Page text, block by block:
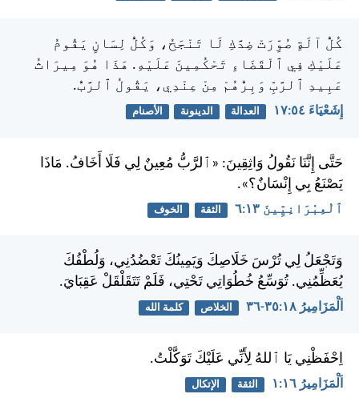
كُلُّ آلَةٍ صُوِّرَتْ ضِدَّكِ لَا تَنْجَحُ، وَكُلُّ لِسَانٍ يَقُومُ
عَلَيْكِ فِي ٱلْقَضَاءِ تَحْكُمِينَ عَلَيْهِ. هَذَا هُوَ مِيرَاثُ
عَبِيدِ ٱلرَّبِّ وَبِرُّهُمْ مِنْ عِنْدِي، يَقُولُ ٱلرَّبُّ.
إِشَعْيَاءَ ٥٤:‏١٧ العدالة الدينونة الأصنام
حَتَّى إِنَّنَا نَقُولُ وَاثِقِينَ: «ٱلرَّبُّ مُعِينٌ لِي فَلَا أَخَافُ. مَاذَا
يَصْنَعُ بِي إِنْسَانٌ؟».
ٱلْعِبْرَانِيِّينَ ١٣:‏٦ الثقة الخوف
وَتَجْعَلُ لِي تُرْسَ خَلَاصِكَ وَيَمِينُكَ تَعْضُدُنِي، وَلُطْفُكَ
يُعَظِّمُنِي. تُوَسِّعُ خُطُوَاتِي تَحْتِي، فَلَمْ تَتَقَلْقَلْ عَقِبَايَ.
اَلْمَزَامِيرُ ١٨:‏٣٥-‏٣٦ الخلاص كلمة الله
اِحْفَظْنِي يَا ٱللهُ لِأَنِّي عَلَيْكَ تَوَكَّلْتُ.
اَلْمَزَامِيرُ ١٦:‏١ الثقة الإتكال